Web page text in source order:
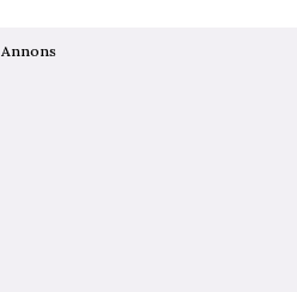
Annons